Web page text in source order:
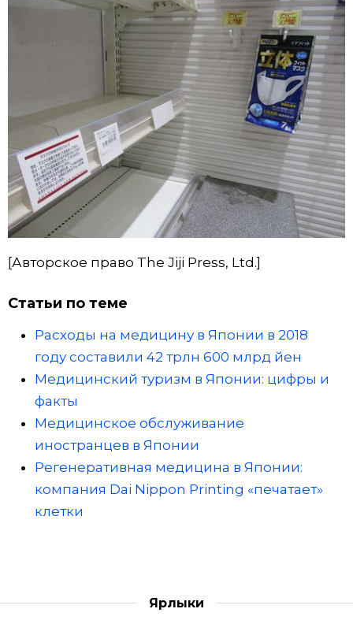
[Авторское право The Jiji Press, Ltd.]
Статьи по теме
Расходы на медицину в Японии в 2018
году составили 42 трлн 600 млрд йен
Медицинский туризм в Японии: цифры и
факты
Медицинское обслуживание
иностранцев в Японии
Регенеративная медицина в Японии:
компания Dai Nippon Printing «печатает»
клетки
Ярлыки